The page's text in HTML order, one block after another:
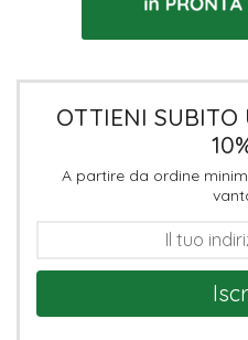
OTTIENI SUBITO
A partire da ordine